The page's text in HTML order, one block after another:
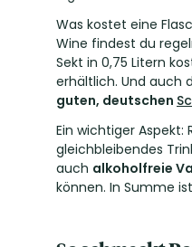
Was kostet eine
Wine findest du
Sekt in 0,75 Litern
erhältlich. Und auch
guten, deutschen
Ein wichtiger
gleichbleibendes
auch alkoholfreie
können. In Summe